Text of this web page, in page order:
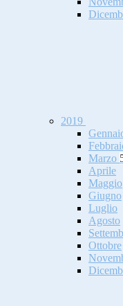
2019
Marzo
Aprile
Maggio
Giugno
Luglio
Agosto
Ottobre